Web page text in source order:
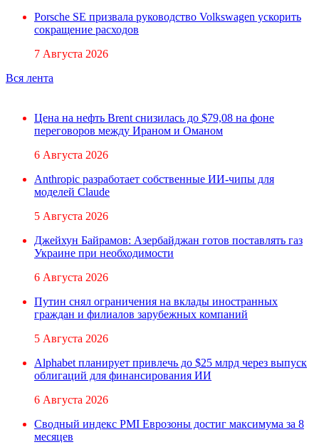
Porsche SE призвала руководство Volkswagen ускорить
сокращение расходов
7 Августа 2026
Вся лента
Цена на нефть Brent снизилась до $79,08 на фоне
переговоров между Ираном и Оманом
6 Августа 2026
Anthropic разработает собственные ИИ-чипы для
моделей Claude
5 Августа 2026
Джейхун Байрамов: Азербайджан готов поставлять газ
Украине при необходимости
6 Августа 2026
Путин снял ограничения на вклады иностранных
граждан и филиалов зарубежных компаний
5 Августа 2026
Alphabet планирует привлечь до $25 млрд через выпуск
облигаций для финансирования ИИ
6 Августа 2026
Сводный индекс PMI Еврозоны достиг максимума за 8
месяцев